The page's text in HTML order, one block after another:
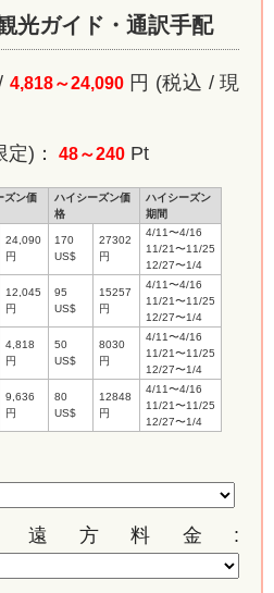
光ガイド・通訳手配
4,818～24,090 円 (税込 / 現
定) ： 48～240 Pt
ズン価
ハイシーズン価
格
ハイシーズン
期間
24,090
円
170
US$
27302
円
4/11〜4/16
11/21〜11/25
12/27〜1/4
12,045
円
95
US$
15257
円
4/11〜4/16
11/21〜11/25
12/27〜1/4
4,818
円
50
US$
8030
円
4/11〜4/16
11/21〜11/25
12/27〜1/4
9,636
円
80
US$
12848
円
4/11〜4/16
11/21〜11/25
12/27〜1/4
方料金: